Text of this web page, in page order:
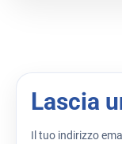
Lascia
Il tuo indirizzo